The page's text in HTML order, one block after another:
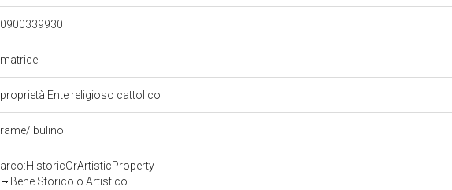
0900339930
matrice
proprietà Ente religioso cattolico
rame/ bulino
arco:HistoricOrArtisticProperty
Bene Storico o Artistico